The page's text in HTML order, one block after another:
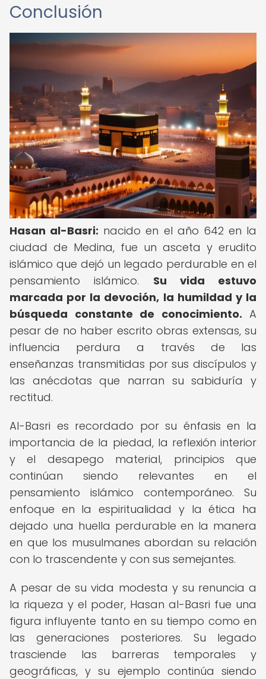
Conclusión
Hasan al-Basri: nacido en el año 642 en la
ciudad de Medina, fue un asceta y erudito
islámico que dejó un legado perdurable en el
pensamiento islámico. Su vida estuvo
marcada por la devoción, la humildad y la
búsqueda constante de conocimiento. A
pesar de no haber escrito obras extensas, su
influencia perdura a través de las
enseñanzas transmitidas por sus discípulos y
las anécdotas que narran su sabiduría y
rectitud.
Al-Basri es recordado por su énfasis en la
importancia de la piedad, la reflexión interior
y el desapego material, principios que
continúan siendo relevantes en el
pensamiento islámico contemporáneo. Su
enfoque en la espiritualidad y la ética ha
dejado una huella perdurable en la manera
en que los musulmanes abordan su relación
con lo trascendente y con sus semejantes.
A pesar de su vida modesta y su renuncia a
la riqueza y el poder, Hasan al-Basri fue una
figura influyente tanto en su tiempo como en
las generaciones posteriores. Su legado
trasciende las barreras temporales y
geográficas, y su ejemplo continúa siendo